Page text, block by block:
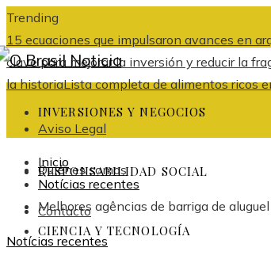
Trending
15 ecuaciones que impulsaron avances en
clave para mejorar la inversión y reducir la
la historiaLista completa de alimentos ricos
Aviso Legal
Quiénes somos
Contacto
INVERSIONES Y NEGOCIOS
RESPONSABILIDAD SOCIAL
CIENCIA Y TECNOLOGÍA
Inicio
Notícias recentes
Melhores agências de barriga de
Notícias recentes